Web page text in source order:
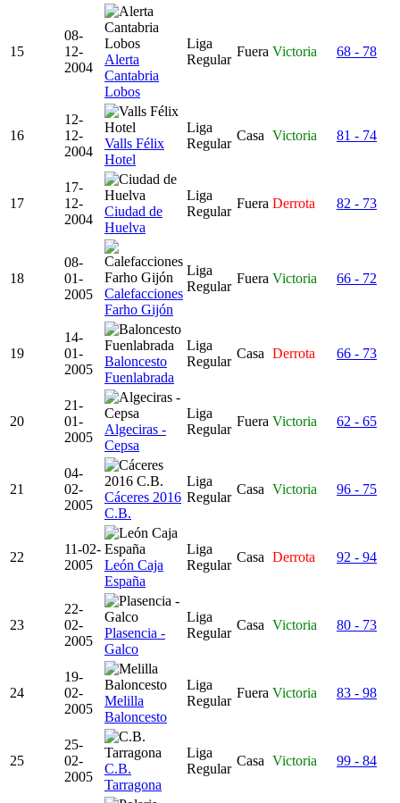
15
08-
12-
2004
Alerta
Cantabria
Lobos
Liga
Regular
Fuera Victoria 68 - 78
16
12-
12-
2004
Valls Félix
Hotel
Liga
Regular
Casa Victoria 81 - 74
17
17-
12-
2004
Ciudad de
Huelva
Liga
Regular
Fuera Derrota 82 - 73
18
08-
01-
2005
Calefacciones
Farho Gijón
Liga
Regular
Fuera Victoria 66 - 72
19
14-
01-
2005
Baloncesto
Fuenlabrada
Liga
Regular
Casa Derrota 66 - 73
20
21-
01-
2005
Algeciras -
Cepsa
Liga
Regular
Fuera Victoria 62 - 65
21
04-
02-
2005
Cáceres 2016
C.B.
Liga
Regular
Casa Victoria 96 - 75
22
11-02-
2005
León Caja
España
Liga
Regular
Casa Derrota 92 - 94
23
22-
02-
2005
Plasencia -
Galco
Liga
Regular
Casa Victoria 80 - 73
24
19-
02-
2005
Melilla
Baloncesto
Liga
Regular
Fuera Victoria 83 - 98
25
25-
02-
2005
C.B.
Tarragona
Liga
Regular
Casa Victoria 99 - 84